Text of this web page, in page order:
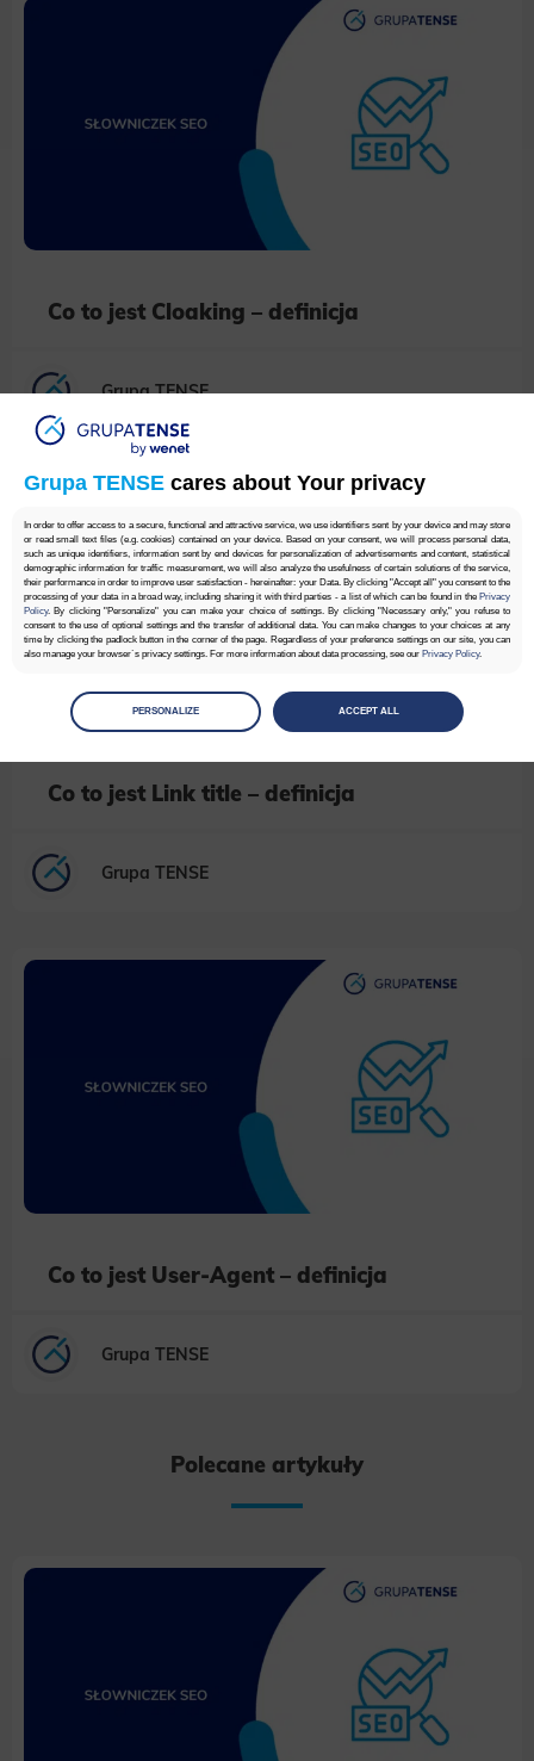
Grupa TENSE cares about Your privacy
In order to offer access to a secure, functional and attractive service, we use identifiers sent by your device and may store
or read small text files (e.g. cookies) contained on your device. Based on your consent, we will process personal data,
such as unique identifiers, information sent by end devices for personalization of advertisements and content, statistical
demographic information for traffic measurement, we will also analyze the usefulness of certain solutions of the service,
their performance in order to improve user satisfaction - hereinafter: your Data. By clicking "Accept all" you consent to the
processing of your data in a broad way, including sharing it with third parties - a list of which can be found in the Privacy
Policy. By clicking "Personalize" you can make your choice of settings. By clicking "Necessary only," you refuse to
consent to the use of optional settings and the transfer of additional data. You can make changes to your choices at any
time by clicking the padlock button in the corner of the page. Regardless of your preference settings on our site, you can
also manage your browser`s privacy settings. For more information about data processing, see our Privacy Policy.
Managepreferences
Select the consents of your choice
Necessary scripts and data stored on the end device contribute to the security and usability of the website by enabling
Functionality
Scripts and data used to collect information to analyze site traffic and how users use the site, how they came to the
site, and to create aggregate demographic statistics about users. Analytical cookies and similar technologies allow us
to measure the effectiveness of actions taken and content presented.
Scope responsible for displaying personalized ads that may be of interest to the user based on browsing history and
habits and demographic criteria. Also, third-party files that, in conjunction with files installed while browsing other
websites, profile the user, providing him or her with the marketing, advertising and retargeting content deemed most
PERSONALIZE ACCEPT ALL
Co to jest Cloaking – definicja
Grupa TENSE
Co to jest Link title – definicja
Grupa TENSE
Co to jest User-Agent – definicja
Grupa TENSE
Polecane artykuły